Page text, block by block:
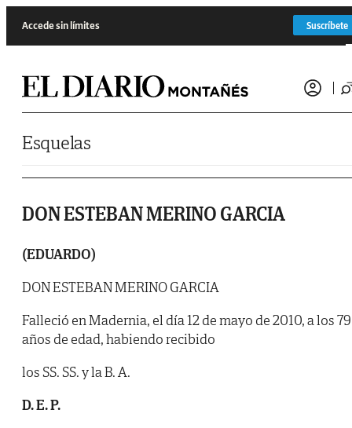
Accede sin límites Suscríbete
Esquelas
DON ESTEBAN MERINO GARCIA
(EDUARDO)
DON ESTEBAN MERINO GARCIA
Falleció en Madernia, el día 12 de mayo de 2010, a los 79
años de edad, habiendo recibido
los SS. SS. y la B. A.
D. E. P.